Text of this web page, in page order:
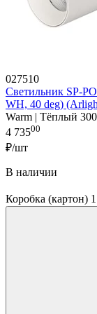
027510
Светильник SP-
WH, 40 deg)
Warm | Тёплый
4 73500
₽/шт
В наличии
Коробка (картон)